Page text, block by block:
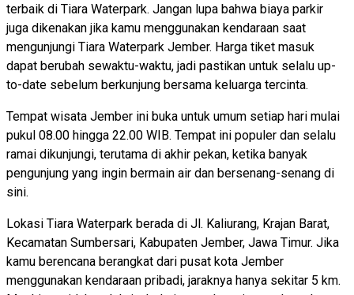
terbaik di Tiara Waterpark. Jangan lupa bahwa biaya parkir
juga dikenakan jika kamu menggunakan kendaraan saat
mengunjungi Tiara Waterpark Jember. Harga tiket masuk
dapat berubah sewaktu-waktu, jadi pastikan untuk selalu up-
to-date sebelum berkunjung bersama keluarga tercinta.
Tempat wisata Jember ini buka untuk umum setiap hari mulai
pukul 08.00 hingga 22.00 WIB. Tempat ini populer dan selalu
ramai dikunjungi, terutama di akhir pekan, ketika banyak
pengunjung yang ingin bermain air dan bersenang-senang di
sini.
Lokasi Tiara Waterpark berada di Jl. Kaliurang, Krajan Barat,
Kecamatan Sumbersari, Kabupaten Jember, Jawa Timur. Jika
kamu berencana berangkat dari pusat kota Jember
menggunakan kendaraan pribadi, jaraknya hanya sekitar 5 km.